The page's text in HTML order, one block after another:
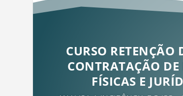
CURSO RETENÇÃO
CONTRATAÇÃO DE
FÍSICAS E